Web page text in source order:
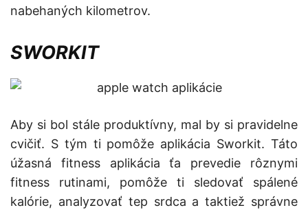
nabehaných kilometrov.
SWORKIT
Aby si bol stále produktívny, mal by si pravidelne
cvičiť. S tým ti pomôže aplikácia Sworkit. Táto
úžasná fitness aplikácia ťa prevedie rôznymi
fitness rutinami, pomôže ti sledovať spálené
kalórie, analyzovať tep srdca a taktiež správne